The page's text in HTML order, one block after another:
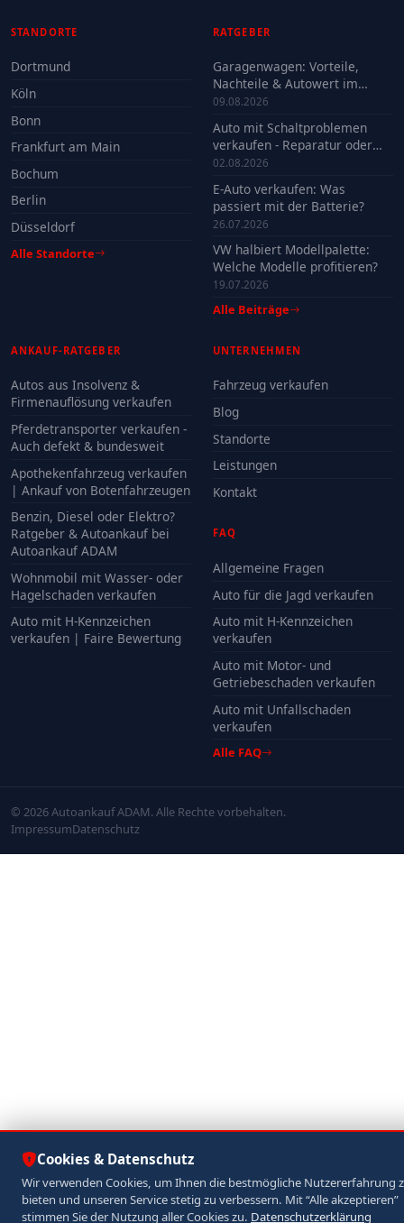
STANDORTE
Dortmund
Köln
Bonn
Frankfurt am Main
Bochum
Berlin
Düsseldorf
Alle Standorte
RATGEBER
Garagenwagen: Vorteile,
Nachteile & Autowert im
Check
09.08.2026
Auto mit Schaltproblemen
verkaufen - Reparatur oder
Verkauf?
02.08.2026
E-Auto verkaufen: Was
passiert mit der Batterie?
26.07.2026
VW halbiert Modellpalette:
Welche Modelle profitieren?
19.07.2026
Alle Beiträge
ANKAUF-RATGEBER
Autos aus Insolvenz &
Firmenauflösung verkaufen
Pferdetransporter verkaufen -
Auch defekt & bundesweit
Apothekenfahrzeug verkaufen
| Ankauf von Botenfahrzeugen
Benzin, Diesel oder Elektro?
Ratgeber & Autoankauf bei
Autoankauf ADAM
Wohnmobil mit Wasser- oder
Hagelschaden verkaufen
Auto mit H-Kennzeichen
verkaufen | Faire Bewertung
UNTERNEHMEN
Fahrzeug verkaufen
Blog
Standorte
Leistungen
Kontakt
FAQ
Allgemeine Fragen
Auto für die Jagd verkaufen
Auto mit H-Kennzeichen
verkaufen
Auto mit Motor- und
Getriebeschaden verkaufen
Auto mit Unfallschaden
verkaufen
Alle FAQ
© 2026 Autoankauf ADAM. Alle Rechte vorbehalten.
ImpressumDatenschutz
Cookies & Datenschutz
Wir verwenden Cookies, um Ihnen die bestmögliche Nutzererfahrung
bieten und unseren Service stetig zu verbessern. Mit “Alle akzeptieren”
stimmen Sie der Nutzung aller Cookies zu. Datenschutzerklärung